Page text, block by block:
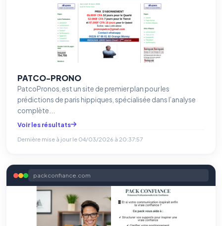
PATCO-PRONO
PatcoPronos, est un site de premier plan pour les
prédictions de paris hippiques, spécialisée dans l’analyse
complète...
Voir les résultats
Dernière mise à jour le 04/03/2026 à 20:37:57
packconfiance.com